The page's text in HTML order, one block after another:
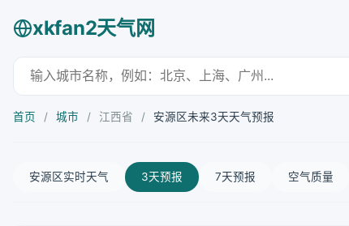
xkfan2天气网
首页 / 城市 / 江西省 / 安源区未来3天天气预报
安源区实时天气 3天预报 7天预报 空气质量